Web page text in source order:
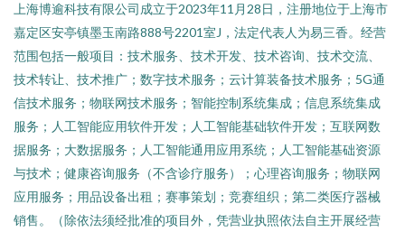
上海博逾科技有限公司成立于2023年11月28日，注册地位于上海市
嘉定区安亭镇墨玉南路888号2201室J，法定代表人为易三香。经营
范围包括一般项目：技术服务、技术开发、技术咨询、技术交流、
技术转让、技术推广；数字技术服务；云计算装备技术服务；5G通
信技术服务；物联网技术服务；智能控制系统集成；信息系统集成
服务；人工智能应用软件开发；人工智能基础软件开发；互联网数
据服务；大数据服务；人工智能通用应用系统；人工智能基础资源
与技术；健康咨询服务（不含诊疗服务）；心理咨询服务；物联网
应用服务；用品设备出租；赛事策划；竞赛组织；第二类医疗器械
销售。（除依法须经批准的项目外，凭营业执照依法自主开展经营